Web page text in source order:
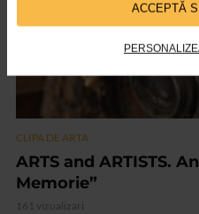
ACCEPTĂ
CLIPA DE ARTA
ARTS and ARTISTS.
Memorie”
161 vizualizari